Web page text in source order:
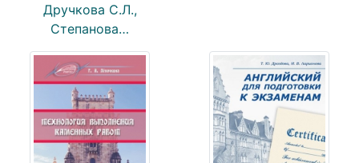
Дручкова С.Л.,
Степанова…